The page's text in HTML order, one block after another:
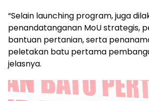
“Selain launching program, juga
penandatanganan MoU strategis,
bantuan pertanian, serta
peletakan batu pertama
jelasnya.